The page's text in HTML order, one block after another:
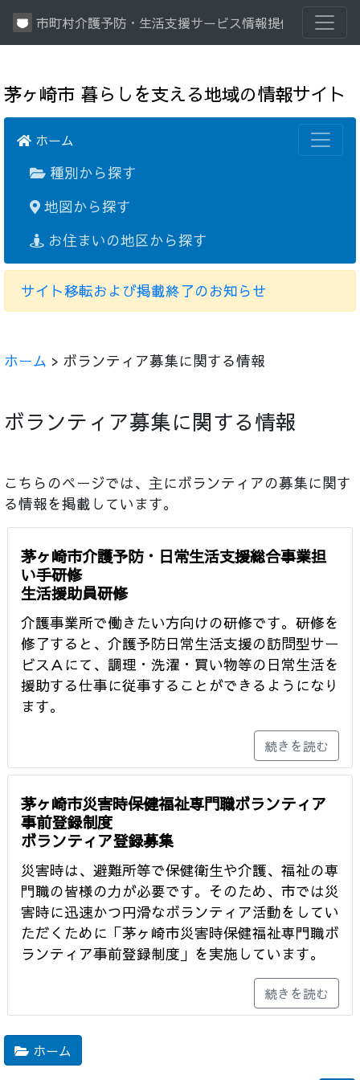
市町村介護予防・生活支援サービス情報提供システム
茅ヶ崎市 暮らしを支える地域の情報サイト
ホーム
種別から探す
地図から探す
お住まいの地区から探す
サイト移転および掲載終了のお知らせ
ホーム > ボランティア募集に関する情報
ボランティア募集に関する情報
こちらのページでは、主にボランティアの募集に関す
る情報を掲載しています。
茅ヶ崎市介護予防・日常生活支援総合事業担
い手研修
生活援助員研修
介護事業所で働きたい方向けの研修です。研修を
修了すると、介護予防日常生活支援の訪問型サー
ビスＡにて、調理・洗濯・買い物等の日常生活を
援助する仕事に従事することができるようになり
ます。
続きを読む
茅ヶ崎市災害時保健福祉専門職ボランティア
事前登録制度
ボランティア登録募集
災害時は、避難所等で保健衛生や介護、福祉の専
門職の皆様の力が必要です。そのため、市では災
害時に迅速かつ円滑なボランティア活動をしてい
ただくために「茅ヶ崎市災害時保健福祉専門職ボ
ランティア事前登録制度」を実施しています。
続きを読む
ホーム